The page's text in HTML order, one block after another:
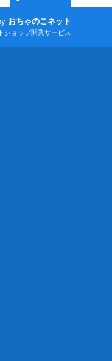
おちゃのこネット
ショップ開業サービス